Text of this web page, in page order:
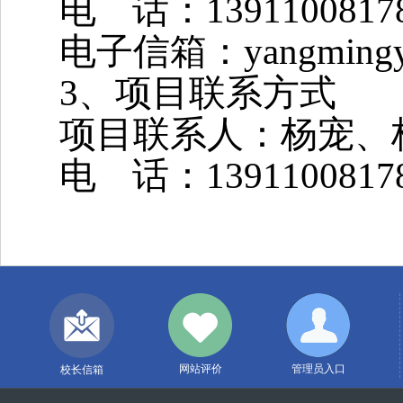
电 话：
电子信箱：
3、项目联系方式
项目联系人：杨宠
电 话：
校长信箱 网站评价 管理员入口